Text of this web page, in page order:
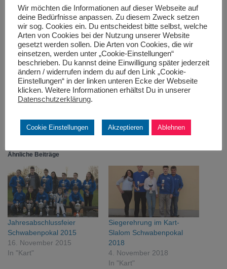
Kein neuer Platz für Tim, ganz oben auf dem Treppchen
Ähnliche Beiträge
Jahresabschlussfeier
Schwabenpokal 2015
16. November 2015
In "Kart"
Siegerehrung im Kart-
Slalom Schwabenpokal
2018
4. November 2018
In "Kart"
Wir möchten die Informationen auf dieser Webseite auf
deine Bedürfnisse anpassen. Zu diesem Zweck setzen
wir sog. Cookies ein. Du entscheidest bitte selbst, welche
Arten von Cookies bei der Nutzung unserer Website
gesetzt werden sollen. Die Arten von Cookies, die wir
einsetzen, werden unter „Cookie-Einstellungen“
beschrieben. Du kannst deine Einwilligung später jederzeit
ändern / widerrufen indem du auf den Link „Cookie-
Einstellungen“ in der linken unteren Ecke der Webseite
klicken. Weitere Informationen erhältst Du in unserer
Datenschutzerklärung.
Cookie Einstellungen Akzeptieren Ablehnen